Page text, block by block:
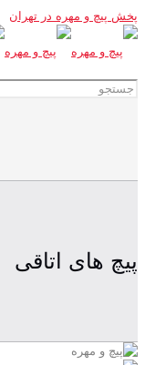
پخش پیچ و مهره در تهران
پیچ های اتاقی